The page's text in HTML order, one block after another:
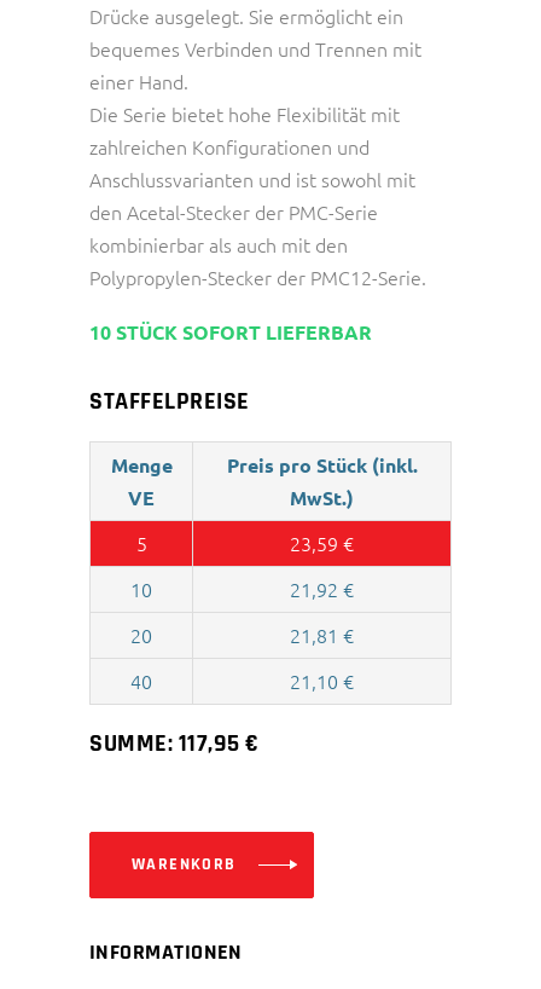
Drücke ausgelegt. Sie ermöglicht ein
bequemes Verbinden und Trennen mit
einer Hand.
Die Serie bietet hohe Flexibilität mit
zahlreichen Konfigurationen und
Anschlussvarianten und ist sowohl mit
den Acetal-Stecker der PMC-Serie
kombinierbar als auch mit den
Polypropylen-Stecker der PMC12-Serie.
10 STÜCK SOFORT LIEFERBAR
STAFFELPREISE
Menge
VE
Preis pro Stück (inkl.
MwSt.)
5 23,59 €
10
21,92 €
20
21,81 €
40
21,10 €
SUMME:117,95€
WARENKORB
INFORMATIONEN